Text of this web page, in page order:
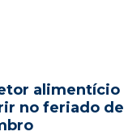
alimentício
no feriado de